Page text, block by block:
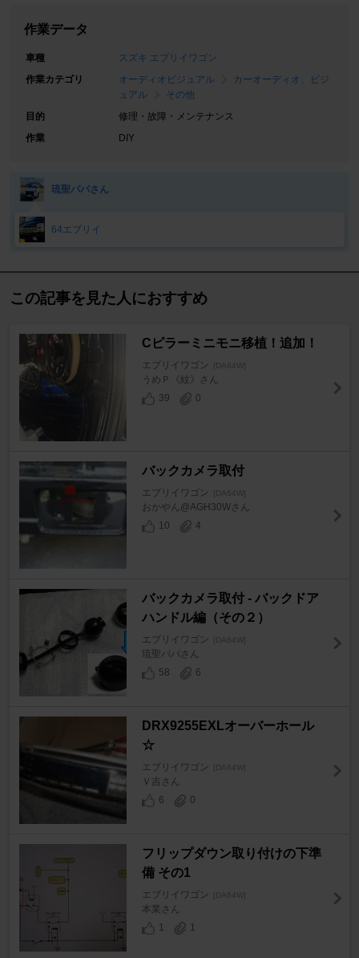
作業データ
車種
スズキ エブリイワゴン
作業カテゴリ
オーディオビジュアル
カーオーディオ、ビジ
ュアル
その他
目的
修理・故障・メンテナンス
作業
DIY
琉聖パパさん
64エブリイ
この記事を見た人におすすめ
Cピラーミニモニ移植！追加！
エブリイワゴン [DA64W]
うめＰ《紋》さん
39
0
バックカメラ取付
エブリイワゴン [DA64W]
おかやん@AGH30Wさん
10
4
バックカメラ取付 - バックドア
ハンドル編（その２）
エブリイワゴン [DA64W]
琉聖パパさん
58
6
DRX9255EXLオーバーホール
☆
エブリイワゴン [DA64W]
Ｖ吉さん
6
0
フリップダウン取り付けの下準
備 その1
エブリイワゴン [DA64W]
本業さん
1
1